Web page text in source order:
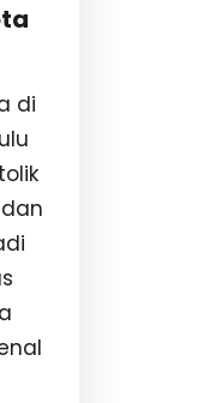
di